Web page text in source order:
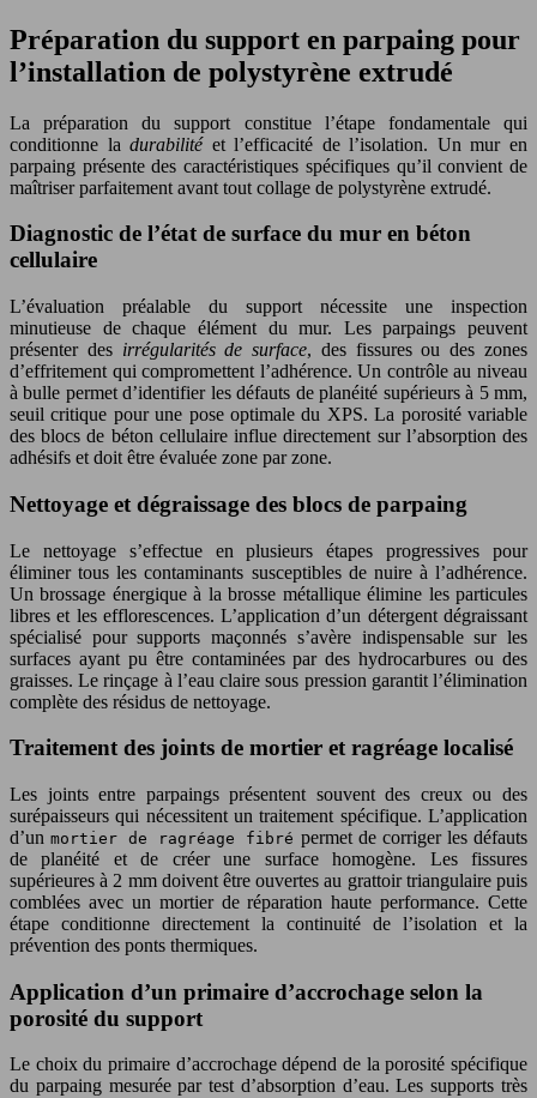
Préparation du support en parpaing pour
l’installation de polystyrène extrudé
La préparation du support constitue l’étape fondamentale qui
conditionne ladurabilitéet l’efficacité de l’isolation. Un mur en
parpaing présente des caractéristiques spécifiques qu’il convient de
maîtriser parfaitement avant tout collage de polystyrène extrudé.
Diagnostic de l’état de surface du mur en béton
cellulaire
L’évaluation préalable du support nécessite une inspection
minutieuse de chaque élément du mur. Les parpaings peuvent
présenter des irrégularités de surface, des fissures ou des zones
d’effritement qui compromettent l’adhérence. Un contrôle au niveau
à bulle permet d’identifier les défauts de planéité supérieurs à 5 mm,
seuil critique pour une pose optimale du XPS. La porosité variable
des blocs de béton cellulaire influe directement sur l’absorption des
adhésifs et doit être évaluée zone par zone.
Nettoyage et dégraissage des blocs de parpaing
Le nettoyage s’effectue en plusieurs étapes progressives pour
éliminer tous les contaminants susceptibles de nuire à l’adhérence.
Un brossage énergique à la brosse métallique élimine les particules
libres et les efflorescences. L’application d’un détergent dégraissant
spécialisé pour supports maçonnés s’avère indispensable sur les
surfaces ayant pu être contaminées par des hydrocarbures ou des
graisses. Le rinçage à l’eau claire sous pression garantit l’élimination
complète des résidus de nettoyage.
Traitement des joints de mortier et ragréage localisé
Les joints entre parpaings présentent souvent des creux ou des
surépaisseurs qui nécessitent un traitement spécifique. L’application
d’unmortier de ragréage fibré permet de corriger les défauts
de planéité et de créer une surface homogène. Les fissures
supérieures à 2 mm doivent être ouvertes au grattoir triangulaire puis
comblées avec un mortier de réparation haute performance. Cette
étape conditionne directement la continuité de l’isolation et la
prévention des ponts thermiques.
Application d’un primaire d’accrochage selon la
porosité du support
Le choix du primaire d’accrochage dépend de la porosité spécifique
du parpaing mesurée par test d’absorption d’eau. Les supports très